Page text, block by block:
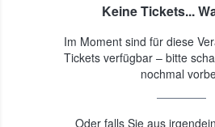
Keine Tickets...
Im Moment sind für diese
Tickets verfügbar – bitte
nochmal
Oder falls Sie aus